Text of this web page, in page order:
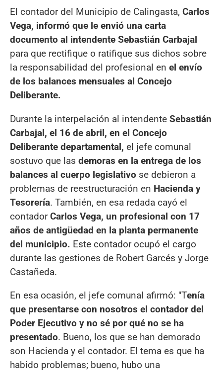
El contador del Municipio de Calingasta, Carlos
Vega, informó que le envió una carta
documento al intendente Sebastián Carbajal
para que rectifique o ratifique sus dichos sobre
la responsabilidad del profesional en el envío
de los balances mensuales al Concejo
Deliberante.
Durante la interpelación al intendente Sebastián
Carbajal, el 16 de abril, en el Concejo
Deliberante departamental, el jefe comunal
sostuvo que las demoras en la entrega de los
balances al cuerpo legislativo se debieron a
problemas de reestructuración en Hacienda y
Tesorería. También, en esa redada cayó el
contadorCarlos Vega, un profesional con 17
años de antigüedad en la planta permanente
del municipio. Este contador ocupó el cargo
durante las gestiones de Robert Garcés y Jorge
Castañeda.
En esa ocasión, el jefe comunal afirmó: "Tenía
que presentarse con nosotros el contador del
Poder Ejecutivo y no sé por qué no se ha
presentado. Bueno, los que se han demorado
son Hacienda y el contador. El tema es que ha
habido problemas; bueno, hubo una